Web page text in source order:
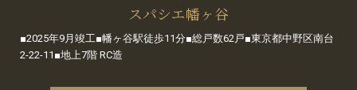
スパシエ幡ヶ谷
■2025年9月竣工■幡ヶ谷駅徒歩11分■総戸数62戸■東京都中野区南台
2-22-11■地上7階 RC造